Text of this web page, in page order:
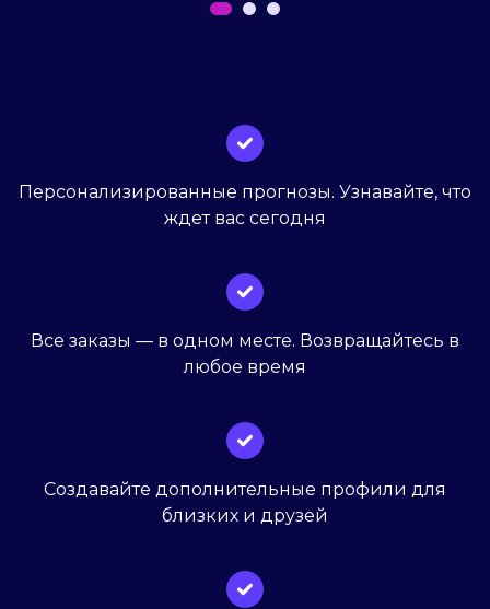
Персонализированные прогнозы. Узнавайте, что
ждет вас сегодня
Все заказы — в одном месте. Возвращайтесь в
любое время
Создавайте дополнительные профили для
близких и друзей